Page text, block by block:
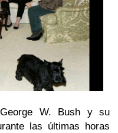
W. Bush y su
las últimas horas